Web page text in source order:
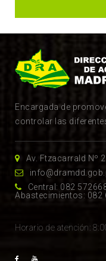
Encargada de
controlar las
Av. Ftzacarrald Nº
Central: 082
Abastecimientos: 082
Horario de atención: